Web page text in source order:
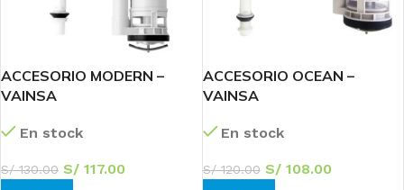
ACCESORIO MODERN –
VAINSA
En stock
S/130.00 S/ 117.00
ACCESORIO OCEAN –
VAINSA
En stock
S/120.00 S/108.00